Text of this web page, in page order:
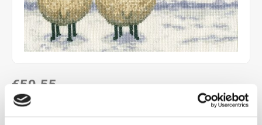
€50,55
LEVERTIJD: CA. 1-3 WEKEN